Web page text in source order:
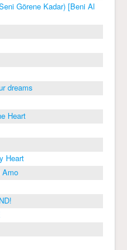
Görene Kadar) [Beni Al
dreams
Heart
Heart
Amo